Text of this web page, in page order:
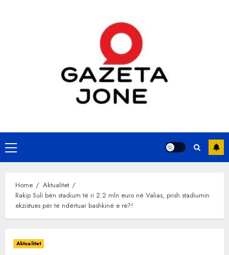
Primary
Menu
Home
Aktualitet
Rakip Suli bën stadium të ri 2.2 mln euro në Valias, prish stadiumin
ekzistues për të ndërtuar bashkinë e re?!
Aktualitet